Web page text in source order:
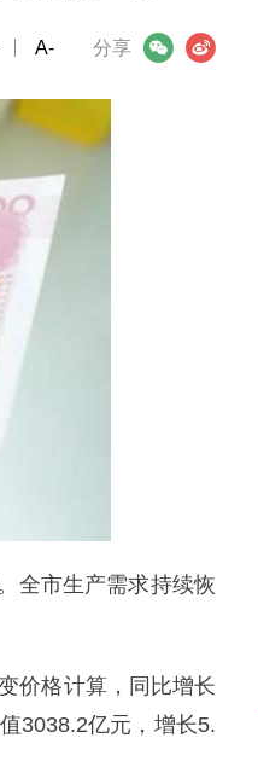
分享
微信 微博
A-
全市生产需求持续恢
价格计算，同比增长
3038.2亿元，增长5.